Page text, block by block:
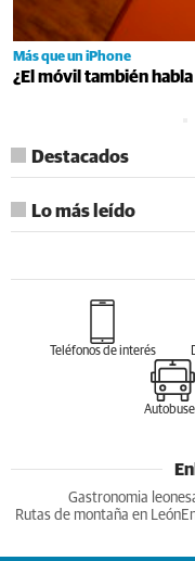
Más que un iPhone
¿El móvil también habla
Destacados
Lo más leído
Teléfonos de interés
Gastronomia
Rutas de montaña en León